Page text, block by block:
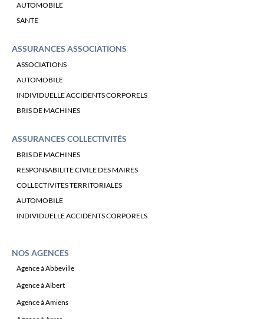
AUTOMOBILE
SANTE
ASSURANCES ASSOCIATIONS
ASSOCIATIONS
AUTOMOBILE
INDIVIDUELLE ACCIDENTS CORPORELS
BRIS DE MACHINES
ASSURANCES COLLECTIVITÉS
BRIS DE MACHINES
RESPONSABILITE CIVILE DES MAIRES
COLLECTIVITES TERRITORIALES
AUTOMOBILE
INDIVIDUELLE ACCIDENTS CORPORELS
NOS AGENCES
Agence à Abbeville
Agence à Albert
Agence à Amiens